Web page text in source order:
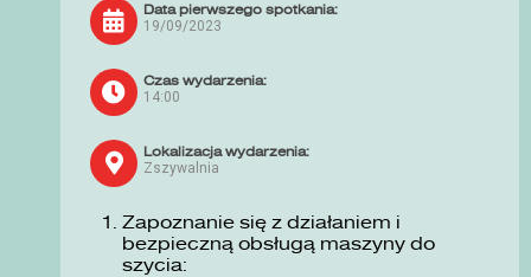
Data pierwszego spotkania:
19/09/2023
Czas wydarzenia:
14:00
Lokalizacja wydarzenia:
Zszywalnia
Zapoznanie się z działaniem i
bezpieczną obsługą maszyny do
szycia: